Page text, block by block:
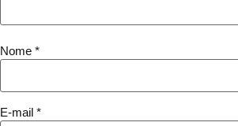
Nome *
E-mail *